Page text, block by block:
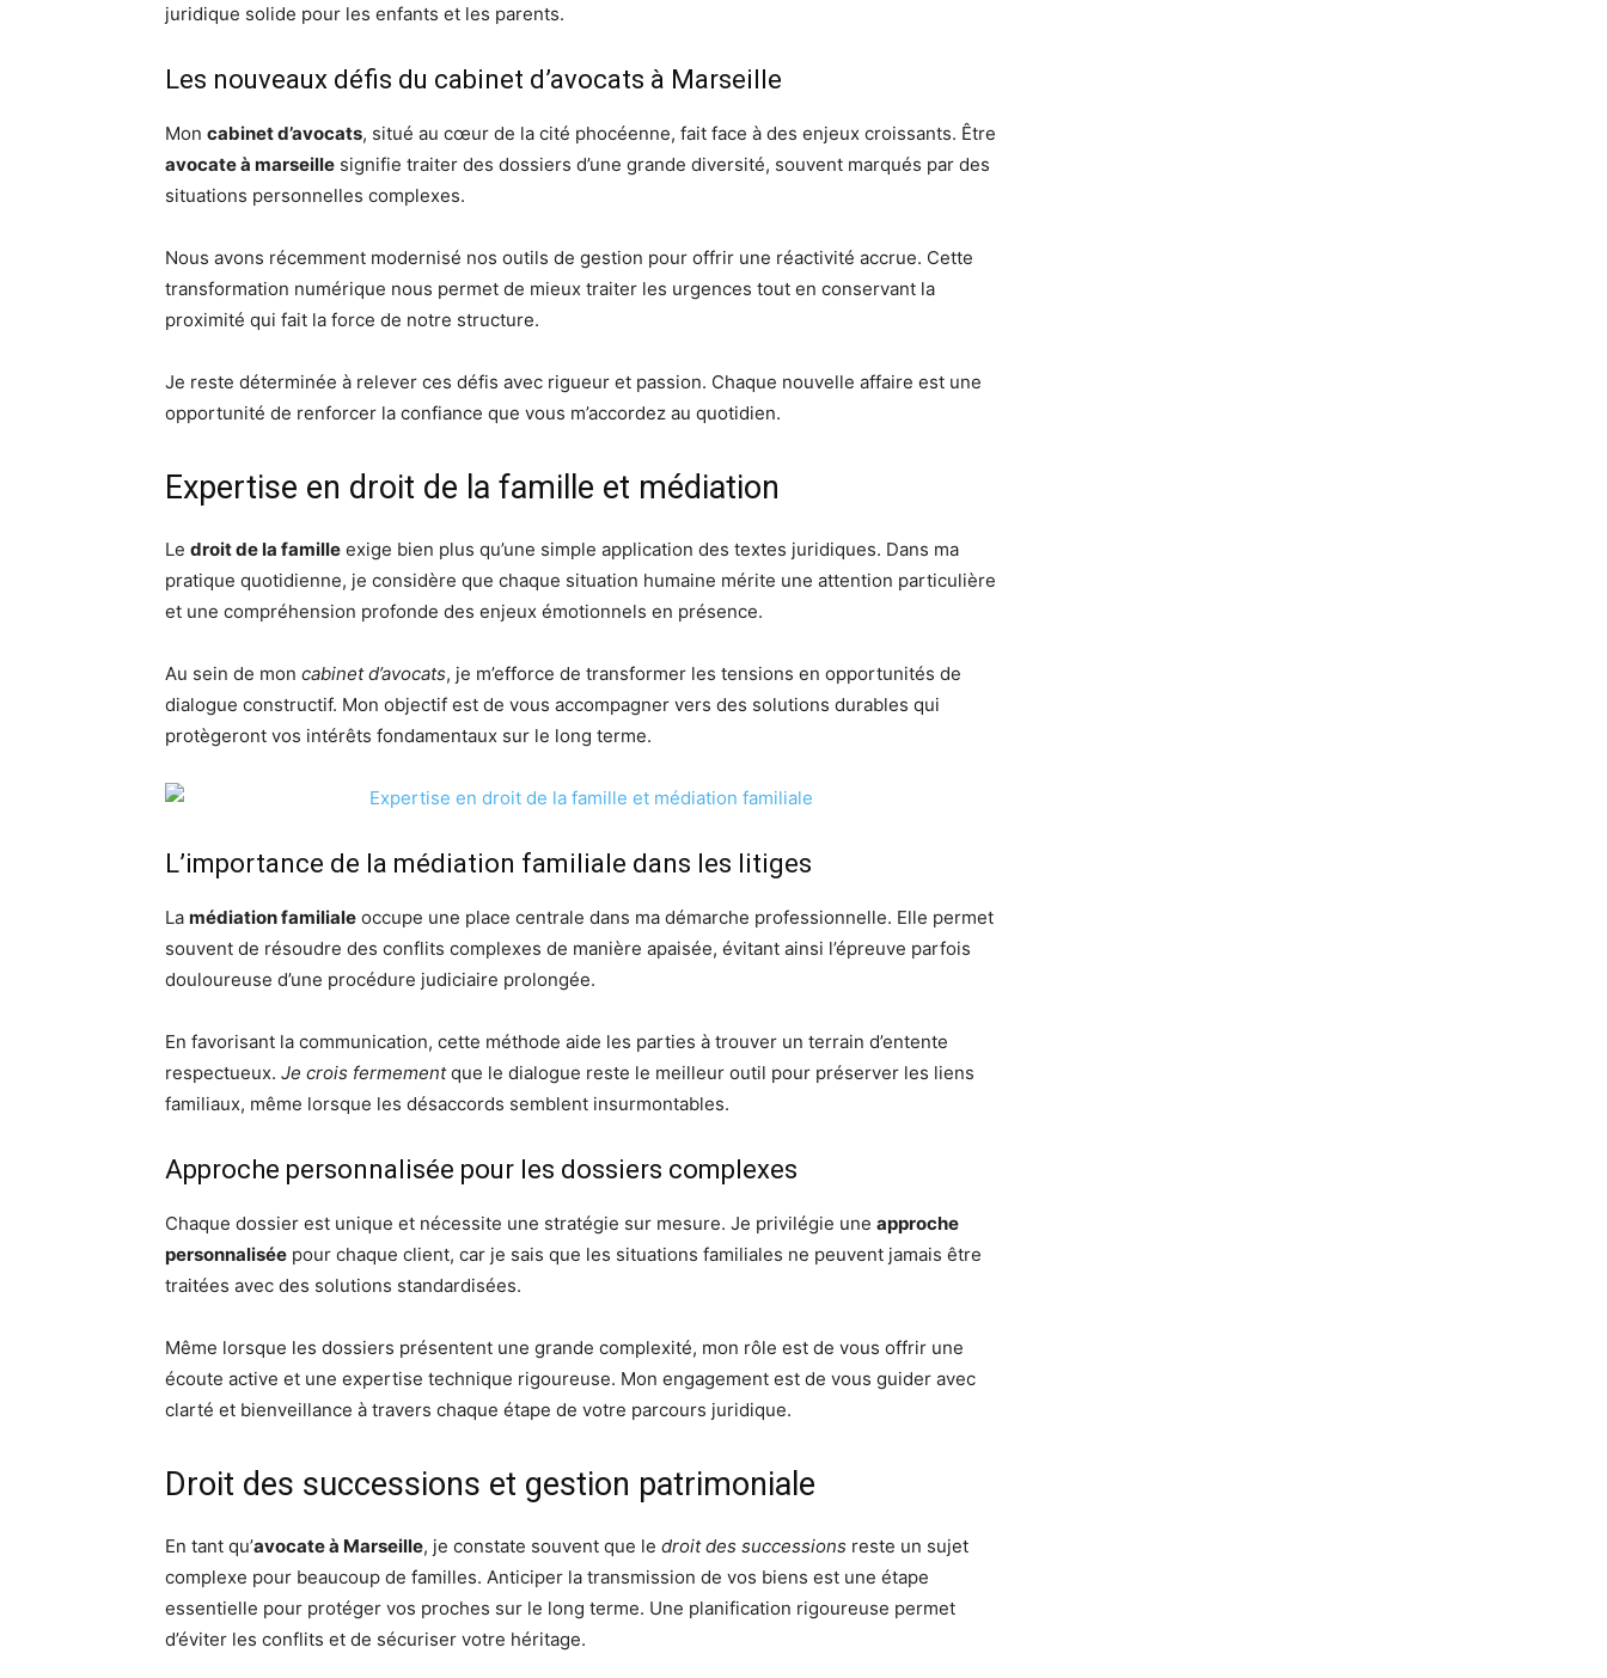
juridique solide pour les enfants et les parents.
Les nouveaux défis du cabinet d’avocats à Marseille
Mon cabinet d’avocats, situé au cœur de la cité phocéenne, fait face à des enjeux croissants. Être
avocate à marseille signifie traiter des dossiers d’une grande diversité, souvent marqués par des
situations personnelles complexes.
Nous avons récemment modernisé nos outils de gestion pour offrir une réactivité accrue. Cette
transformation numérique nous permet de mieux traiter les urgences tout en conservant la
proximité qui fait la force de notre structure.
Je reste déterminée à relever ces défis avec rigueur et passion. Chaque nouvelle affaire est une
opportunité de renforcer la confiance que vous m’accordez au quotidien.
Expertise en droit de la famille et médiation
Le droit de la famille exige bien plus qu’une simple application des textes juridiques. Dans ma
pratique quotidienne, je considère que chaque situation humaine mérite une attention particulière
et une compréhension profonde des enjeux émotionnels en présence.
Au sein de mon cabinet d’avocats, je m’efforce de transformer les tensions en opportunités de
dialogue constructif. Mon objectif est de vous accompagner vers des solutions durables qui
protègeront vos intérêts fondamentaux sur le long terme.
L’importance de la médiation familiale dans les litiges
La médiation familiale occupe une place centrale dans ma démarche professionnelle. Elle permet
souvent de résoudre des conflits complexes de manière apaisée, évitant ainsi l’épreuve parfois
douloureuse d’une procédure judiciaire prolongée.
En favorisant la communication, cette méthode aide les parties à trouver un terrain d’entente
respectueux. Je crois fermementque le dialogue reste le meilleur outil pour préserver les liens
familiaux, même lorsque les désaccords semblent insurmontables.
Approche personnalisée pour les dossiers complexes
Chaque dossier est unique et nécessite une stratégie sur mesure. Je privilégie une approche
personnalisée pour chaque client, car je sais que les situations familiales ne peuvent jamais être
traitées avec des solutions standardisées.
Même lorsque les dossiers présentent une grande complexité, mon rôle est de vous offrir une
écoute active et une expertise technique rigoureuse. Mon engagement est de vous guider avec
clarté et bienveillance à travers chaque étape de votre parcours juridique.
Droit des successions et gestion patrimoniale
En tant qu’avocate à Marseille, je constate souvent que le droit des successions reste un sujet
complexe pour beaucoup de familles. Anticiper la transmission de vos biens est une étape
essentielle pour protéger vos proches sur le long terme. Une planification rigoureuse permet
d’éviter les conflits et de sécuriser votre héritage.